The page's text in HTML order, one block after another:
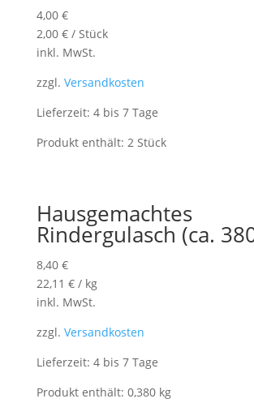
4,00 €
2,00 €/ Stück
inkl. MwSt.
zzgl. Versandkosten
Lieferzeit: 4 bis 7 Tage
Produkt enthält: 2 Stück
Hausgemachtes
Rindergulasch (ca.
8,40 €
22,11 €/ kg
inkl. MwSt.
zzgl. Versandkosten
Lieferzeit: 4 bis 7 Tage
Produkt enthält: 0,380 kg